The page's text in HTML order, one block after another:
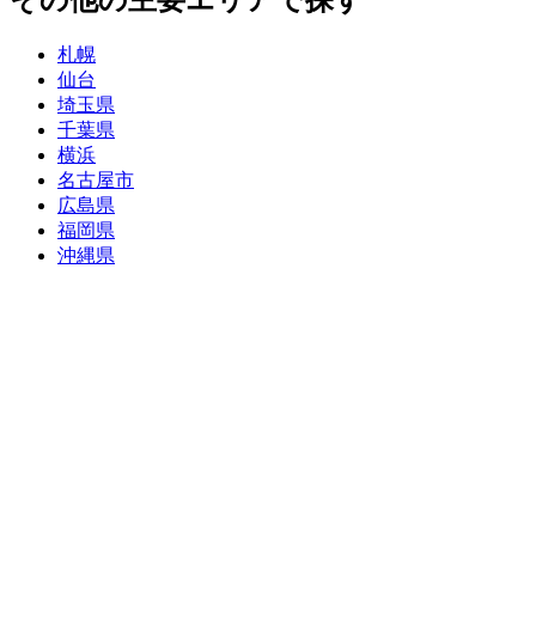
札幌
仙台
埼玉県
千葉県
横浜
名古屋市
広島県
福岡県
沖縄県